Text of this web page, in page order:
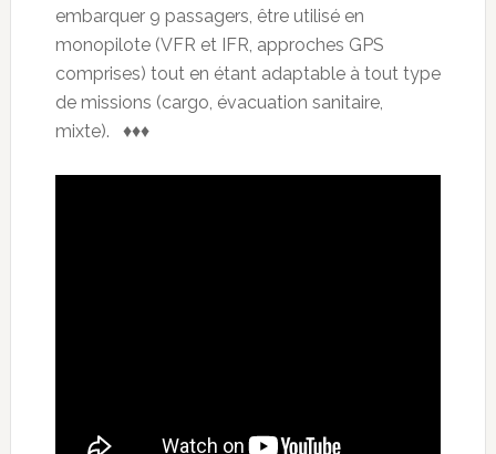
embarquer 9 passagers, être utilisé en
monopilote (VFR et IFR, approches GPS
comprises) tout en étant adaptable à tout type
de missions (cargo, évacuation sanitaire,
mixte). ♦♦♦